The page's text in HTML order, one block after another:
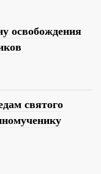
освобождения
святого